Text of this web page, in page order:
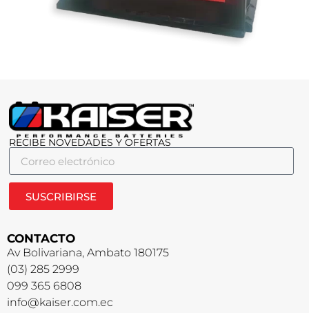
RECIBE NOVEDADES Y OFERTAS
SUSCRIBIRSE
CONTACTO
Av Bolivariana, Ambato 180175
(03) 285 2999
099 365 6808
info@kaiser.com.ec